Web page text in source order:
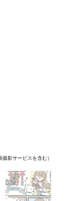
影サービスを含む）